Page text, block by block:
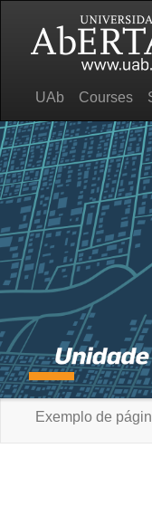
UAb Courses
Exemplo de